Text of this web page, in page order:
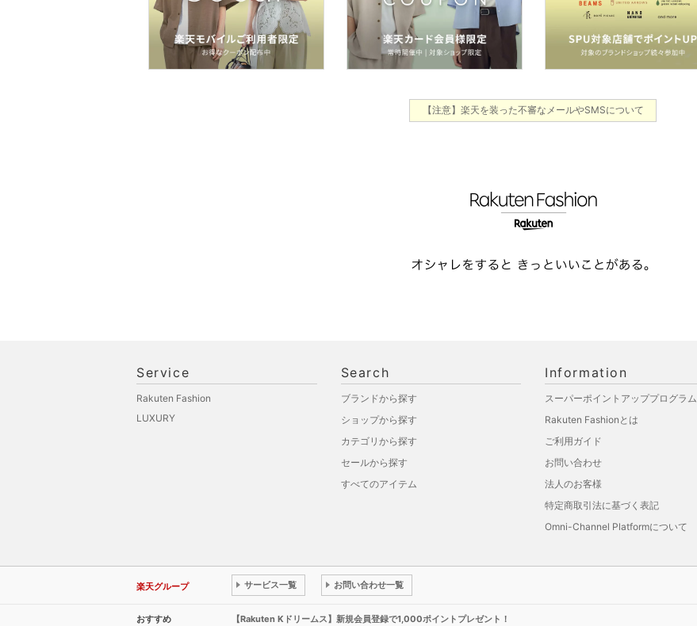
コフレ・キット・セット
食器・調理器具・キッチ
ン用品
【注意】楽天を装った不審なメールやSMSについて
Service
Rakuten Fashion
LUXURY
Search
ブランドから探す
ショップから探す
カテゴリから探す
セールから探す
すべてのアイテム
Information
スーパーポイントアッププログラム
Rakuten Fashionとは
ご利用ガイド
お問い合わせ
法人のお客様
特定商取引法に基づく表記
Omni-Channel Platformについて
楽天グループ サービス一覧 お問い合わせ一覧
おすすめ 【Rakuten Kドリームス】新規会員登録で1,000ポイントプレゼント！